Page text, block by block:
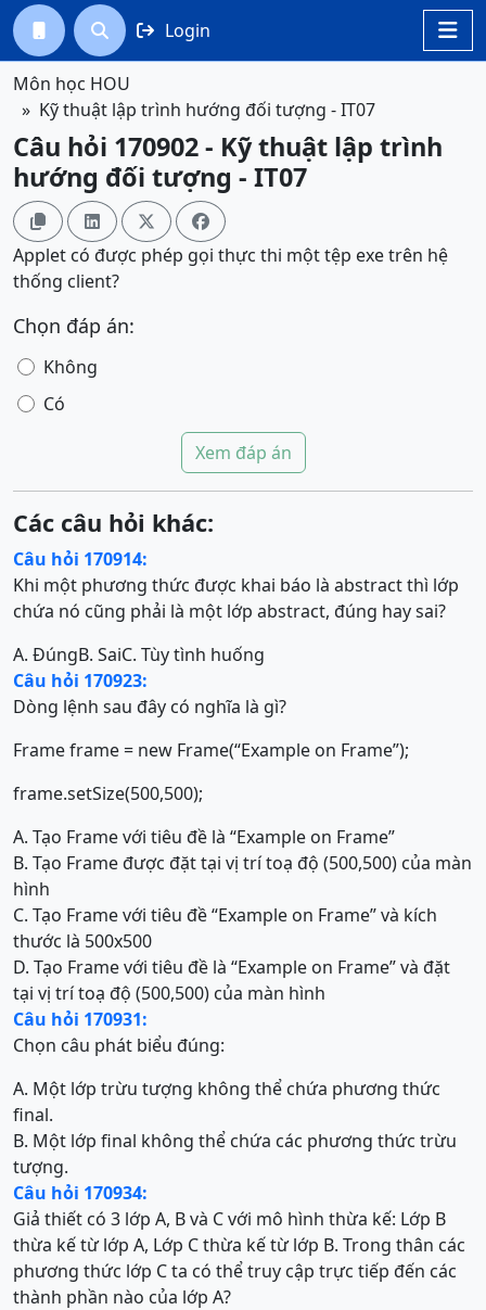

  Login
Môn học HOU
Kỹ thuật lập trình hướng đối tượng - IT07
Câu hỏi 170902 - Kỹ thuật lập trình
hướng đối tượng - IT07
   
Applet có được phép gọi thực thi một tệp exe trên hệ
thống client?
Chọn đáp án:
Không
Có
Xem đáp án
Các câu hỏi khác:
Câu hỏi 170914:
Khi một phương thức được khai báo là abstract thì lớp
chứa nó cũng phải là một lớp abstract, đúng hay sai?
A. ĐúngB. SaiC. Tùy tình huống
Câu hỏi 170923:
Dòng lệnh sau đây có nghĩa là gì?
Frame frame = new Frame(“Example on Frame”);
frame.setSize(500,500);
A. Tạo Frame với tiêu đề là “Example on Frame”
B. Tạo Frame được đặt tại vị trí toạ độ (500,500) của màn
hình
C. Tạo Frame với tiêu đề “Example on Frame” và kích
thước là 500x500
D. Tạo Frame với tiêu đề là “Example on Frame” và đặt
tại vị trí toạ độ (500,500) của màn hình
Câu hỏi 170931:
Chọn câu phát biểu đúng:
A. Một lớp trừu tượng không thể chứa phương thức
final.
B. Một lớp final không thể chứa các phương thức trừu
tượng.
Câu hỏi 170934:
Giả thiết có 3 lớp A, B và C với mô hình thừa kế: Lớp B
thừa kế từ lớp A, Lớp C thừa kế từ lớp B. Trong thân các
phương thức lớp C ta có thể truy cập trực tiếp đến các
thành phần nào của lớp A?